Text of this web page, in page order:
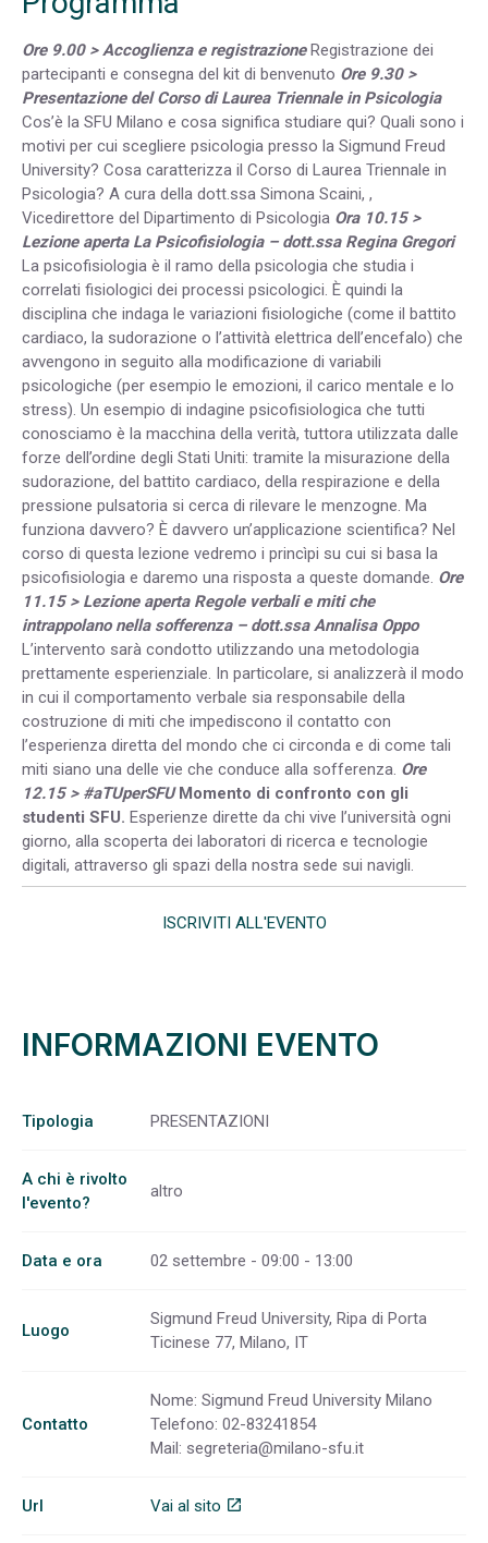
Ore 9.00 > Accoglienza e registrazioneRegistrazione dei
partecipanti e consegna del kit di benvenuto Ore 9.30 >
Presentazione del Corso di Laurea Triennale in Psicologia
Cos’è la SFU Milano e cosa significa studiare qui? Quali sono i
motivi per cui scegliere psicologia presso la Sigmund Freud
University? Cosa caratterizza il Corso di Laurea Triennale in
Psicologia? A cura della dott.ssa Simona Scaini, ,
Vicedirettore del Dipartimento di Psicologia Ora 10.15 >
Lezione aperta La Psicofisiologia – dott.ssa Regina Gregori
La psicofisiologia è il ramo della psicologia che studia i
correlati fisiologici dei processi psicologici. È quindi la
disciplina che indaga le variazioni fisiologiche (come il battito
cardiaco, la sudorazione o l’attività elettrica dell’encefalo) che
avvengono in seguito alla modificazione di variabili
psicologiche (per esempio le emozioni, il carico mentale e lo
stress). Un esempio di indagine psicofisiologica che tutti
conosciamo è la macchina della verità, tuttora utilizzata dalle
forze dell’ordine degli Stati Uniti: tramite la misurazione della
sudorazione, del battito cardiaco, della respirazione e della
pressione pulsatoria si cerca di rilevare le menzogne. Ma
funziona davvero? È davvero un’applicazione scientifica? Nel
corso di questa lezione vedremo i princìpi su cui si basa la
psicofisiologia e daremo una risposta a queste domande. Ore
11.15 > Lezione aperta Regole verbali e miti che
intrappolano nella sofferenza – dott.ssa Annalisa Oppo
L’intervento sarà condotto utilizzando una metodologia
prettamente esperienziale. In particolare, si analizzerà il modo
in cui il comportamento verbale sia responsabile della
costruzione di miti che impediscono il contatto con
l’esperienza diretta del mondo che ci circonda e di come tali
miti siano una delle vie che conduce alla sofferenza. Ore
12.15 > #aTUperSFU Momento di confronto con gli
studenti SFU. Esperienze dirette da chi vive l’università ogni
giorno, alla scoperta dei laboratori di ricerca e tecnologie
digitali, attraverso gli spazi della nostra sede sui navigli.
ISCRIVITI ALL'EVENTO
INFORMAZIONI EVENTO
Tipologia PRESENTAZIONI
A chi è rivolto
l'evento?
altro
Data e ora 02 settembre - 09:00 - 13:00
Luogo
Sigmund Freud University, Ripa di Porta
Ticinese 77, Milano, IT
Contatto
Nome: Sigmund Freud University Milano
Telefono: 02-83241854
Mail: segreteria@milano-sfu.it
Url Vai al sito open_in_new